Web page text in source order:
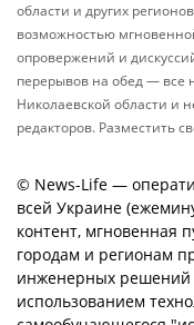
области и других
возможностью
опровержений и
перерывов на обед — все
Николаевской области и
редакторов. Разместить
© News-Life —
всей Украине
контент, мгновенная
городам и регионам
инженерных решений
использованием